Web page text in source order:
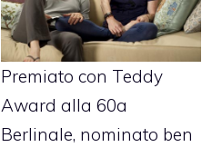
Premiato con Teddy
Award alla 60a
Berlinale, nominato ben